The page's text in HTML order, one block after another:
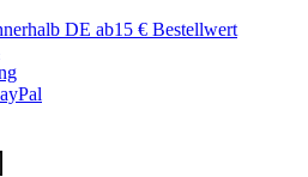
DE ab15 € Bestellwert